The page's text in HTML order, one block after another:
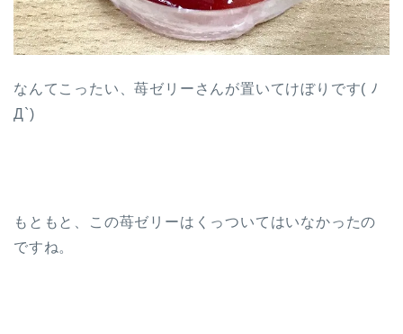
なんてこったい、苺ゼリーさんが置いてけぼりです( ﾉ
Д`)
もともと、この苺ゼリーはくっついてはいなかったの
ですね。